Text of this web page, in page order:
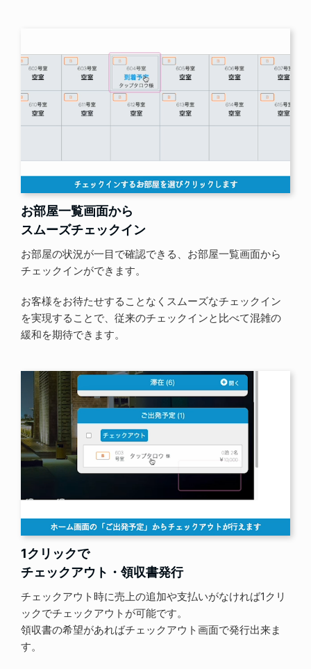
お部屋一覧画面から
スムーズチェックイン
お部屋の状況が一目で確認できる、お部屋一覧画面から
チェックインができます。
お客様をお待たせすることなくスムーズなチェックイン
を実現することで、従来のチェックインと比べて混雑の
緩和を期待できます。
1クリックで
チェックアウト・領収書発行
チェックアウト時に売上の追加や支払いがなければ1クリ
ックでチェックアウトが可能です。
領収書の希望があればチェックアウト画面で発行出来ま
す。